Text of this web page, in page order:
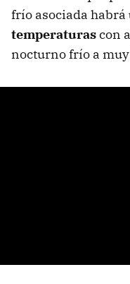
frío asociada habrá
temperaturascon
nocturno frío a